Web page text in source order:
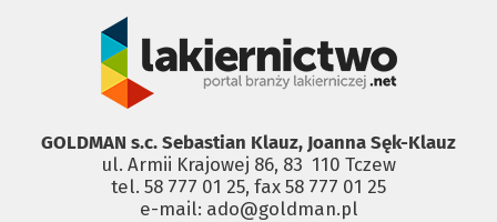
GOLDMAN s.c. Sebastian Klauz, Joanna Sęk-Klauz
ul. Armii Krajowej 86, 83 ­ 110 Tczew
tel. 58 777 01 25, fax 58 777 01 25
e-mail: ado@goldman.pl